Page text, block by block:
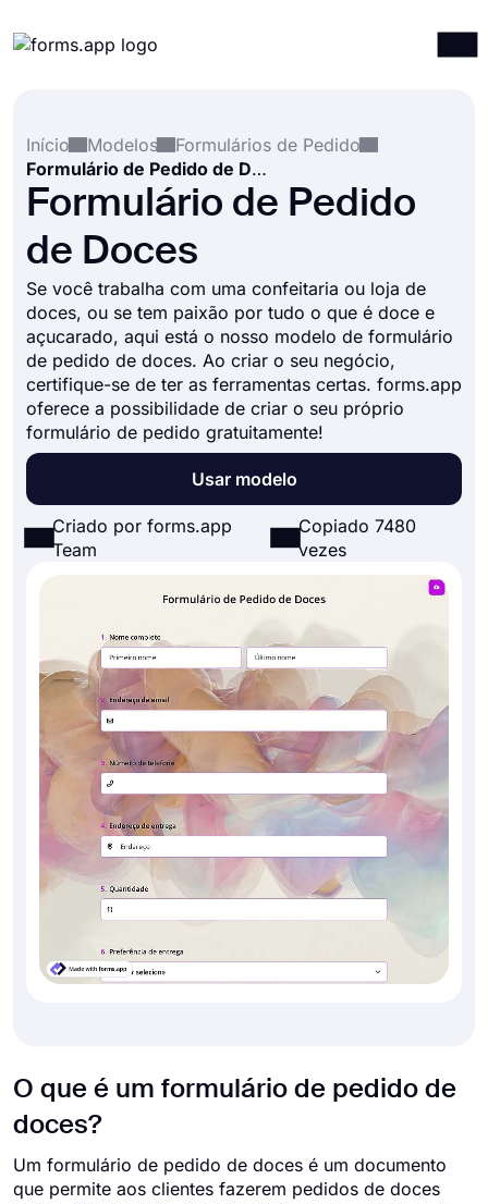
Integrações
Modelos
Recursos
Início
Modelos
Formulários de Pedido
Formulário de Pedido de Doces
Formulário de Pedido
de Doces
Se você trabalha com uma confeitaria ou loja de
doces, ou se tem paixão por tudo o que é doce e
açucarado, aqui está o nosso modelo de formulário
de pedido de doces. Ao criar o seu negócio,
certifique-se de ter as ferramentas certas. forms.app
oferece a possibilidade de criar o seu próprio
formulário de pedido gratuitamente!
Usar modelo
Criado por forms.app
Team
Copiado 7480
vezes
O que é um formulário de pedido de
doces?
Um formulário de pedido de doces é um documento
que permite aos clientes fazerem pedidos de doces